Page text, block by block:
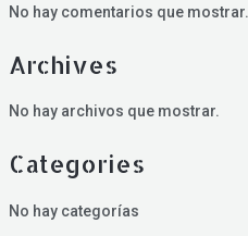
No hay comentarios que mostrar.
Archives
No hay archivos que mostrar.
Categories
No hay categorías